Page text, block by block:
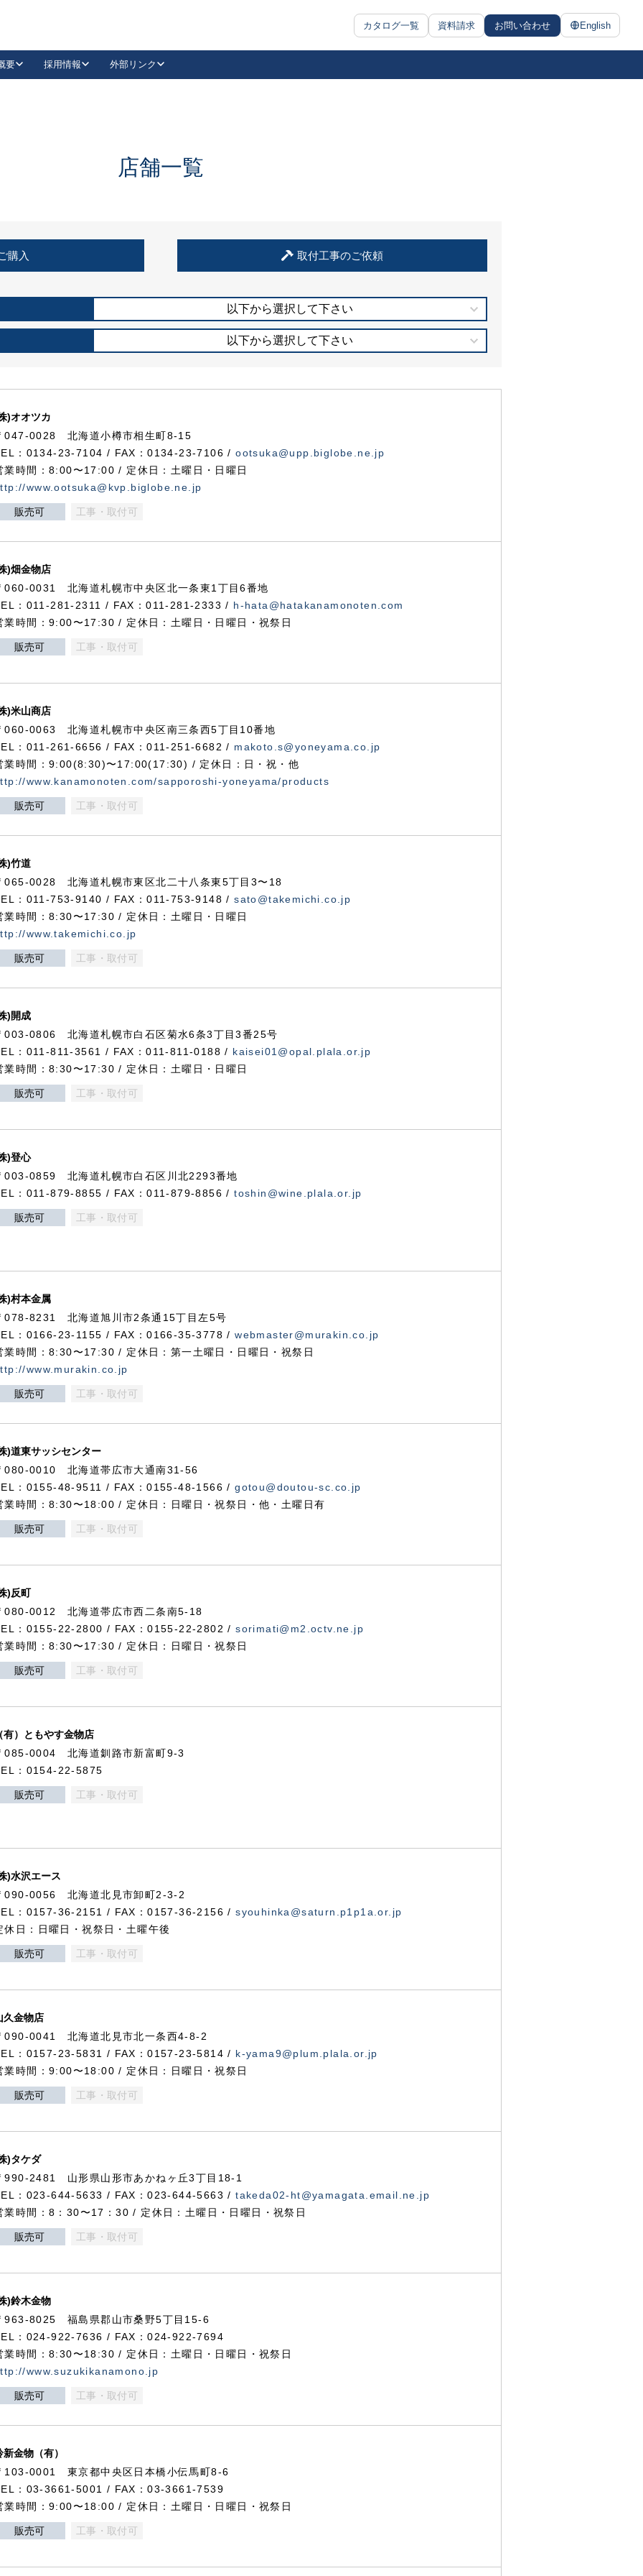
カタログ一覧 資料請求 お問い合わせ English
抗ウイルス・抗菌製品
要 採用情報 外部リンク
LinkedIn
住宅使用部材標準化推進協議会
店舗一覧
購入 取付工事のご依頼
以下から選択して下さい
以下から選択して下さい
)オオツカ
047-0028 北海道小樽市相生町8-15
：0134-23-7104 / FAX：0134-23-7106 /ootsuka@upp.biglobe.ne.jp
業時間：8:00〜17:00 / 定休日：土曜日・日曜日
www.ootsuka@kvp.biglobe.ne.jp
販売可 工事・取付可
)畑金物店
060-0031 北海道札幌市中央区北一条東1丁目6番地
：011-281-2311 / FAX：011-281-2333 / h-hata@hatakanamonoten.com
業時間：9:00〜17:30 / 定休日：土曜日・日曜日・祝祭日
販売可 工事・取付可
)米山商店
060-0063 北海道札幌市中央区南三条西5丁目10番地
：011-261-6656 / FAX：011-251-6682 / makoto.s@yoneyama.co.jp
業時間：9:00(8:30)〜17:00(17:30) / 定休日：日・祝・他
www.kanamonoten.com/sapporoshi-yoneyama/products
販売可 工事・取付可
)竹道
065-0028 北海道札幌市東区北二十八条東5丁目3〜18
：011-753-9140 / FAX：011-753-9148 /sato@takemichi.co.jp
業時間：8:30〜17:30 / 定休日：土曜日・日曜日
www.takemichi.co.jp
販売可 工事・取付可
)開成
003-0806 北海道札幌市白石区菊水6条3丁目3番25号
：011-811-3561 / FAX：011-811-0188 / kaisei01@opal.plala.or.jp
業時間：8:30〜17:30 / 定休日：土曜日・日曜日
販売可 工事・取付可
)登心
003-0859 北海道札幌市白石区川北2293番地
：011-879-8855 / FAX：011-879-8856 /toshin@wine.plala.or.jp
販売可 工事・取付可
)村本金属
078-8231 北海道旭川市2条通15丁目左5号
：0166-23-1155 / FAX：0166-35-3778 /webmaster@murakin.co.jp
業時間：8:30〜17:30 / 定休日：第一土曜日・日曜日・祝祭日
www.murakin.co.jp
販売可 工事・取付可
)道東サッシセンター
080-0010 北海道帯広市大通南31-56
：0155-48-9511 / FAX：0155-48-1566 /gotou@doutou-sc.co.jp
業時間：8:30〜18:00 / 定休日：日曜日・祝祭日・他・土曜日有
販売可 工事・取付可
)反町
080-0012 北海道帯広市西二条南5-18
：0155-22-2800 / FAX：0155-22-2802 /sorimati@m2.octv.ne.jp
業時間：8:30〜17:30 / 定休日：日曜日・祝祭日
販売可 工事・取付可
有）ともやす金物店
085-0004 北海道釧路市新富町9-3
：0154-22-5875
販売可 工事・取付可
)水沢エース
090-0056 北海道北見市卸町2-3-2
：0157-36-2151 / FAX：0157-36-2156 /syouhinka@saturn.p1p1a.or.jp
休日：日曜日・祝祭日・土曜午後
販売可 工事・取付可
久金物店
090-0041 北海道北見市北一条西4-8-2
：0157-23-5831 / FAX：0157-23-5814 / k-yama9@plum.plala.or.jp
業時間：9:00〜18:00 / 定休日：日曜日・祝祭日
販売可 工事・取付可
)タケダ
990-2481 山形県山形市あかねヶ丘3丁目18-1
：023-644-5633 / FAX：023-644-5663 /takeda02-ht@yamagata.email.ne.jp
業時間：8：30〜17：30 / 定休日：土曜日・日曜日・祝祭日
販売可 工事・取付可
)鈴木金物
963-8025 福島県郡山市桑野5丁目15-6
：024-922-7636 / FAX：024-922-7694
業時間：8:30〜18:30 / 定休日：土曜日・日曜日・祝祭日
www.suzukikanamono.jp
販売可 工事・取付可
新金物（有）
103-0001 東京都中央区日本橋小伝馬町8-6
：03-3661-5001 / FAX：03-3661-7539
業時間：9:00〜18:00 / 定休日：土曜日・日曜日・祝祭日
販売可 工事・取付可